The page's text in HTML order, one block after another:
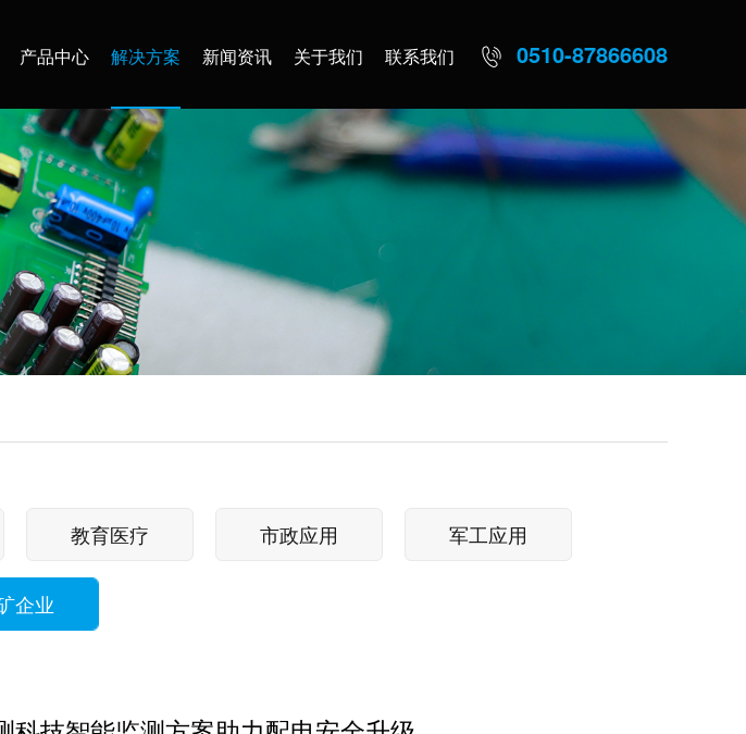
0510-87866608
产品中心 解决方案 新闻资讯 关于我们 联系我们
教育医疗 市政应用 军工应用
企业